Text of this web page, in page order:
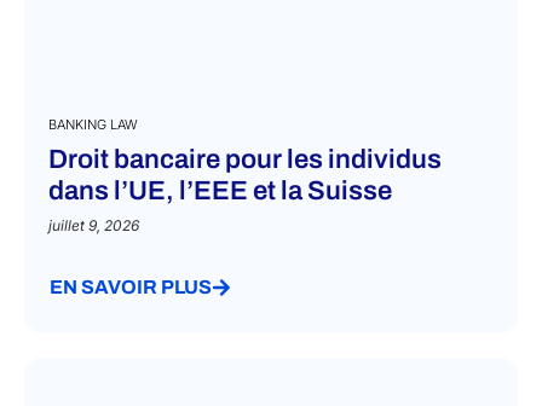
BANKING LAW
Droit bancaire pour les individus
dans l’UE, l’EEE et la Suisse
juillet 9, 2026
EN SAVOIR PLUS